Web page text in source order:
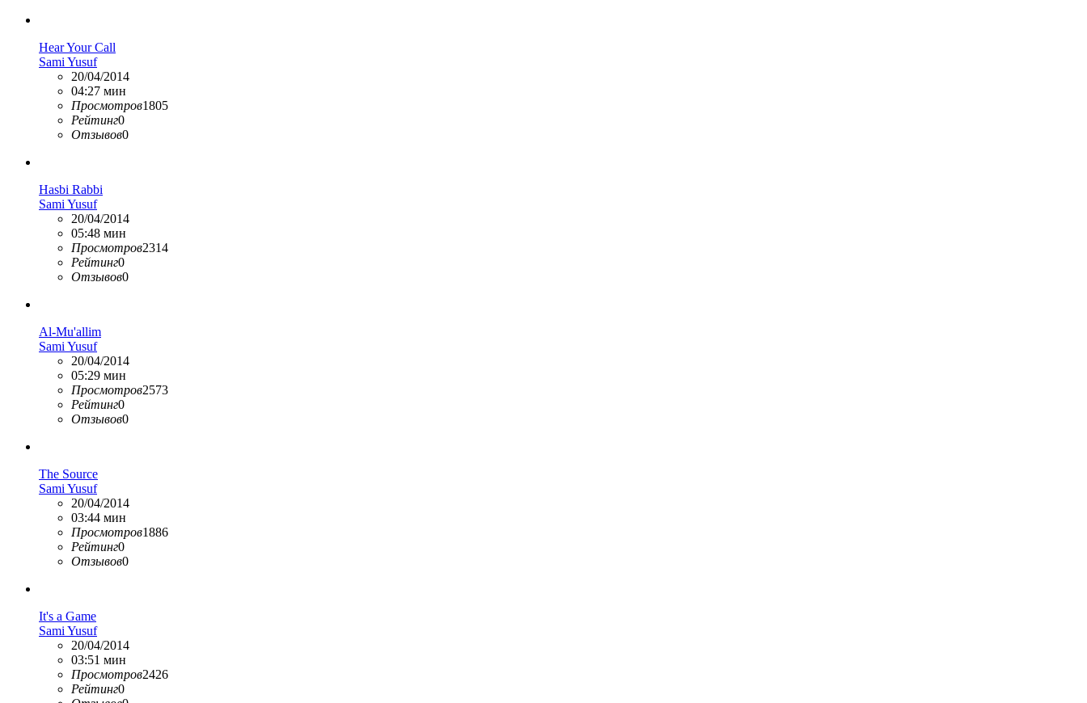
Hear Your Call
Sami Yusuf
20/04/2014
04:27 мин
Просмотров1805
Рейтинг0
Отзывов0
Hasbi Rabbi
Sami Yusuf
20/04/2014
05:48 мин
Просмотров2314
Рейтинг0
Отзывов0
Al-Mu'allim
Sami Yusuf
20/04/2014
05:29 мин
Просмотров2573
Рейтинг0
Отзывов0
The Source
Sami Yusuf
20/04/2014
03:44 мин
Просмотров1886
Рейтинг0
Отзывов0
It's a Game
Sami Yusuf
20/04/2014
03:51 мин
Просмотров2426
Рейтинг0